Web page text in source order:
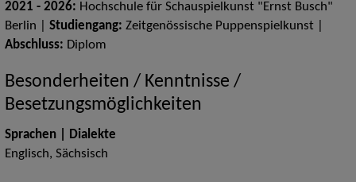
2021 - 2026: Hochschule für Schauspielkunst "Ernst Busch"
Berlin | Studiengang: Zeitgenössische Puppenspielkunst |
Abschluss: Diplom
Besonderheiten / Kenntnisse /
Besetzungsmöglichkeiten
Sprachen | Dialekte
Englisch, Sächsisch